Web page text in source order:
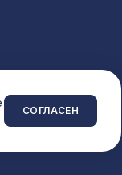
2118 ₽
СОГЛАСЕН